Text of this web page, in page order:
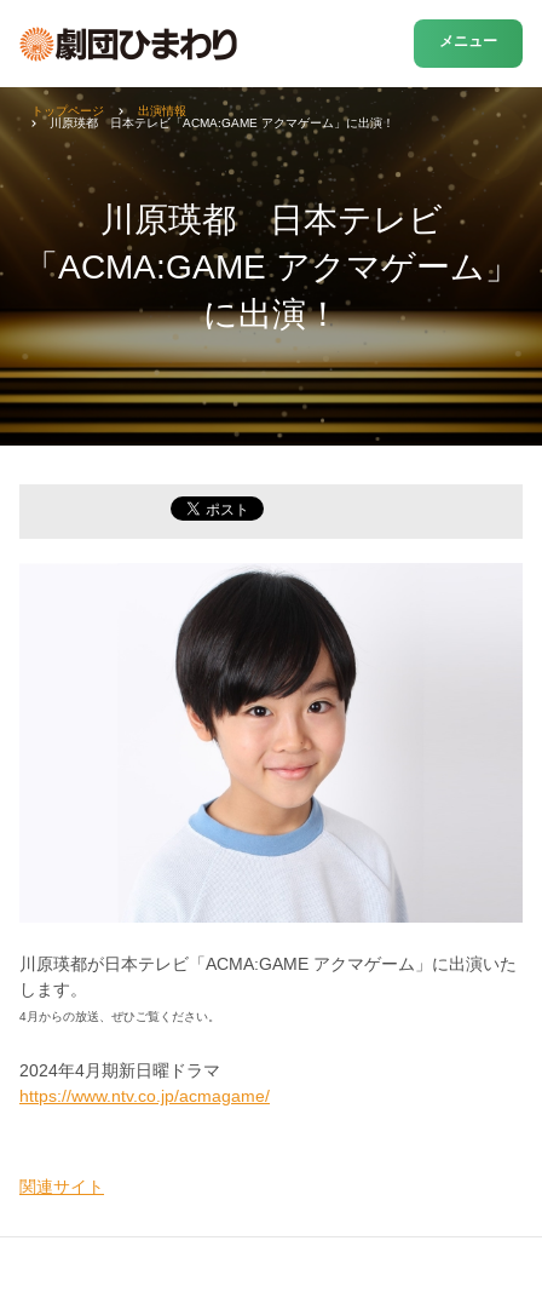
メニュー
川原瑛都 日本テレビ
「ACMA:GAME アクマゲーム」
に出演！
トップページ
出演情報
川原瑛都 日本テレビ「ACMA:GAME アクマゲーム」に出演！
川原瑛都が日本テレビ「ACMA:GAME アクマゲーム」に出演いた
します。
4月からの放送、ぜひご覧ください。
2024年4月期新日曜ドラマ
https://www.ntv.co.jp/acmagame/
関連サイト